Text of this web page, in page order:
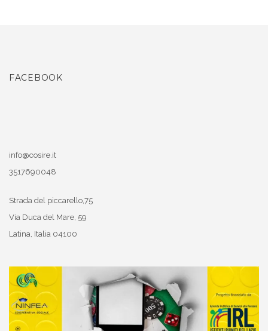
FACEBOOK
info@cosire.it
3517690048
Strada del piccarello,75
Via Duca del Mare, 59
Latina Italia 04100